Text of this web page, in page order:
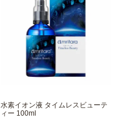
水素イオン液 タイムレスビューテ
ィー 100ml